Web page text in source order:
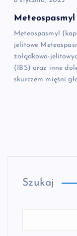
Meteospasmyl
Meteospasmyl
jelitowe
żołądkowo-
(IBS) oraz inne
skurczem mięśni
Szukaj